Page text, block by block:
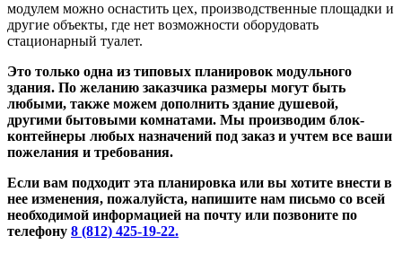
модулем можно оснастить цех, производственные площадки и
другие объекты, где нет возможности оборудовать
стационарный туалет.
Это только одна из типовых планировок модульного
здания. По желанию заказчика размеры могут быть
любыми, также можем дополнить здание душевой,
другими бытовыми комнатами. Мы производим блок-
контейнеры любых назначений под заказ и учтем все ваши
пожелания и требования.
Если вам подходит эта планировка или вы хотите внести в
нее изменения, пожалуйста, напишите нам письмо со всей
необходимой информацией на почту или позвоните по
телефону 8 (812) 425-19-22.